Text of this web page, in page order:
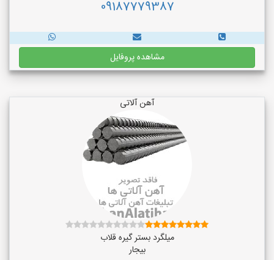
09187779387
مشاهده پروفایل
آهن آلاتی
میلگرد بستر گیره قلاب
بیجار